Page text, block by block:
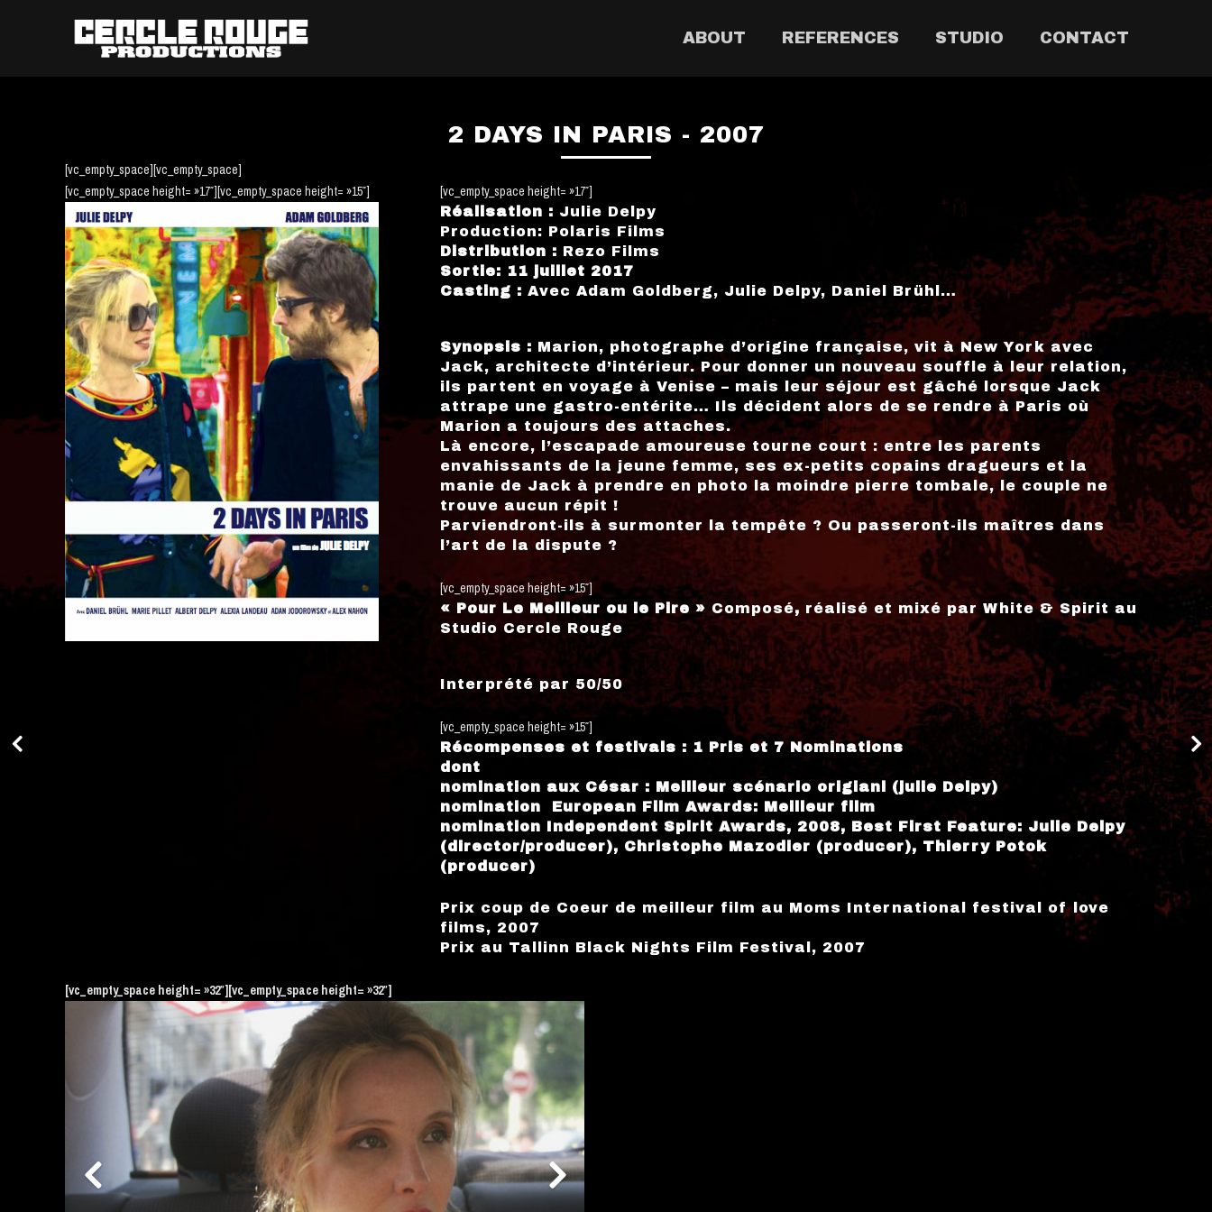
ABOUT REFERENCES STUDIO CONTACT
2 DAYS IN PARIS - 2007
[vc_empty_space][vc_empty_space]
[vc_empty_space height= »17″][vc_empty_space height= »15″] [vc_empty_space height= »17″]
Réalisation : Julie Delpy
Production: Polaris Films
Distribution : Rezo Films
Sortie: 11 juillet 2017
Casting : Avec Adam Goldberg, Julie Delpy, Daniel Brühl…
Synopsis : Marion, photographe d’origine française, vit à New York avec
Jack, architecte d’intérieur. Pour donner un nouveau souffle à leur relation,
ils partent en voyage à Venise – mais leur séjour est gâché lorsque Jack
attrape une gastro-entérite… Ils décident alors de se rendre à Paris où
Marion a toujours des attaches.
Là encore, l’escapade amoureuse tourne court : entre les parents
envahissants de la jeune femme, ses ex-petits copains dragueurs et la
manie de Jack à prendre en photo la moindre pierre tombale, le couple ne
trouve aucun répit !
Parviendront-ils à surmonter la tempête ? Ou passeront-ils maîtres dans
l’art de la dispute ?
[vc_empty_space height= »15″]
« Pour Le Meilleur ou le Pire »Composé, réalisé et mixé par White & Spirit au
Studio Cercle Rouge
Interprété par 50/50
[vc_empty_space height= »15″]
Récompenses et festivals : 1 Pris et 7 Nominations
dont
nomination aux César : Meilleur scénario origianl (julie Delpy)
nomination European Film Awards: Meilleur film
nomination Independent Spirit Awards, 2008, Best First Feature: Julie Delpy
(director/producer), Christophe Mazodier (producer), Thierry Potok
(producer)
Prix coup de Coeur de meilleur film au Moms International festival of love
films, 2007
Prix au Tallinn Black Nights Film Festival, 2007
[vc_empty_space height= »32″][vc_empty_space height= »32″]